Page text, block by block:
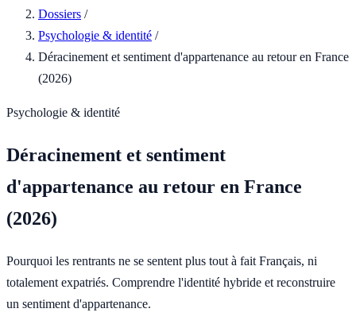
Dossiers /
Psychologie & identité /
Déracinement et sentiment d'appartenance au retour en France
(2026)
Psychologie & identité
Déracinement et sentiment
d'appartenance au retour en France
(2026)
Pourquoi les rentrants ne se sentent plus tout à fait Français, ni
totalement expatriés. Comprendre l'identité hybride et reconstruire
un sentiment d'appartenance.